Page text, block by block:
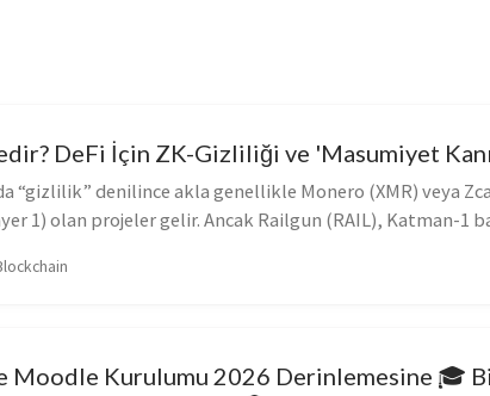
DeFi İçin ZK-Gizliliği ve 'Masumiyet
“gizlilik” denilince akla genellikle Monero (XMR) veya
1) olan projeler gelir. Ancak Railgun (RAIL), Katman-1
Moodle Kurulumu 2026 Derinlemesine 🎓